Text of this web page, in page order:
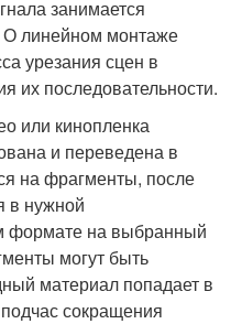
занимается
О линейном монтаже
урезания сцен в
их последовательности.
или кинопленка
и переведена в
на фрагменты, после
в нужной
формате на выбранный
могут быть
материал попадает в
сокращения